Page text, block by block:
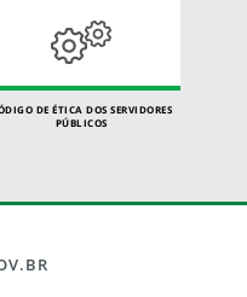
DE ÉTICA DOS SERVIDORES
PÚBLICOS